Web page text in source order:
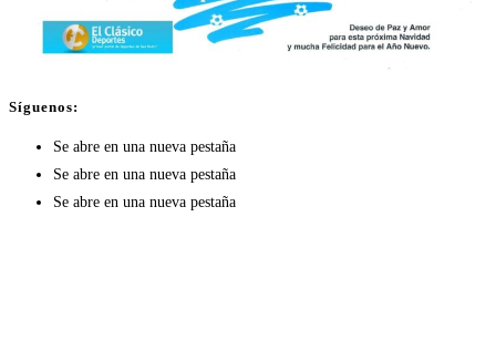
Síguenos:
Se abre en una nueva pestaña
Se abre en una nueva pestaña
Se abre en una nueva pestaña